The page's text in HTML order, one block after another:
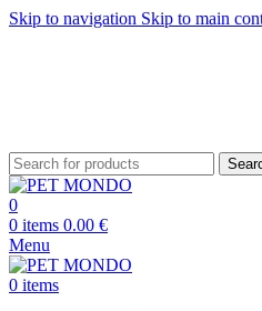
Skip to navigation Skip to main
0
0 items 0.00 €
Menu
0 items